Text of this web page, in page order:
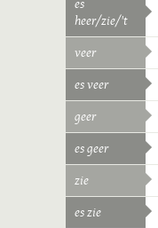
heer/zie/'t
veer
es veer
geer
es geer
zie
es zie